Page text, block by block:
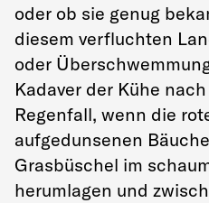
oder ob sie genug
diesem verfluchten
oder
Kadaver der Kühe
Regenfall, wenn die
aufgedunsenen
Grasbüschel im
herumlagen und